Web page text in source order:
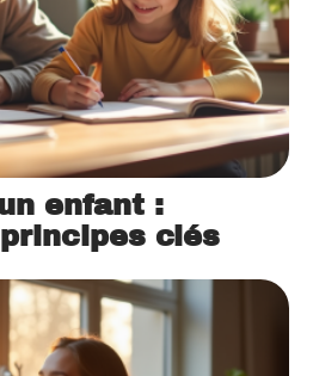
enfant :
clés